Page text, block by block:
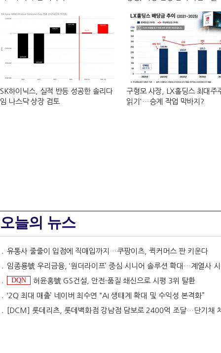
SK하이닉스, 실적 반등 성공한 솔리다
임 나스닥 상장 검토
구형모 사장, LX홀딩스 최대주
읽기'…승계 작업 막바지?
오늘의 뉴스
유통사 줄줄이 입점에 직매입까지…쿠팡이츠, 퀵커머스 판 키운다
임종룡號 우리금융, ‘원더라이프’ 중심 시니어 솔루션 확대…계열사 시너지 '관건' [금융 시니어 비즈니
DQN
허윤홍號 GS건설, 안전·품질 쇄신으로 시평 3위 탈환
‘2Q 최대 매출’ 네이버 최수연 “AI 생태계 확대 및 수익성 본격화”
[DCM] 롯데리츠, 롯데백화점 강남점 담보로 2400억 조달…단기채